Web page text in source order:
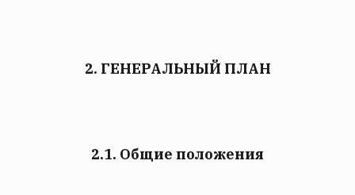
2. ГЕНЕРАЛЬНЫЙ ПЛАН
2.1. Общие положения